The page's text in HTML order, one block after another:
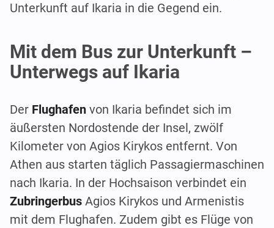
Unterkunft auf Ikaria in die Gegend ein.
Mit dem Bus zur Unterkunft –
Unterwegs auf Ikaria
Der Flughafen von Ikaria befindet sich im
äußersten Nordostende der Insel, zwölf
Kilometer von Agios Kirykos entfernt. Von
Athen aus starten täglich Passagiermaschinen
nach Ikaria. In der Hochsaison verbindet ein
Zubringerbus Agios Kirykos und Armenistis
mit dem Flughafen. Zudem gibt es Flüge von